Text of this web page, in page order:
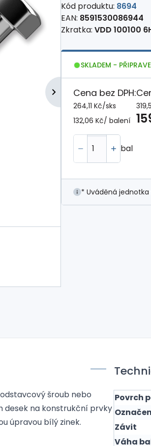
Kód produktu: 8694
EAN: 8591530086944
Zkratka: VDD 100100
SKLADEM -
Cena bez DPH:
264,11 Kč/sks
132,06 Kč/ balení
bal
* Uváděná jednotka
šroub nebo
desek na konstrukční prvky
úpravou bílý zinek.
Povrch
Závit
Váha